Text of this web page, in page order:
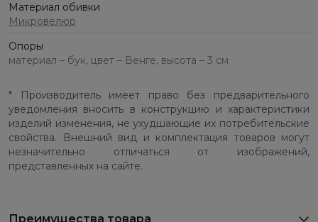
Материал обивки
Микровелюр
Опоры
материал – бук, цвет – Венге, высота – 3 см
* Производитель имеет право без предварительного
уведомления вносить в конструкцию и характеристики
изделий изменения, не ухудшающие их потребительские
свойства. Внешний вид и комплектация товаров могут
незначительно отличаться от изображений,
представленных на сайте.
Преимущества товара